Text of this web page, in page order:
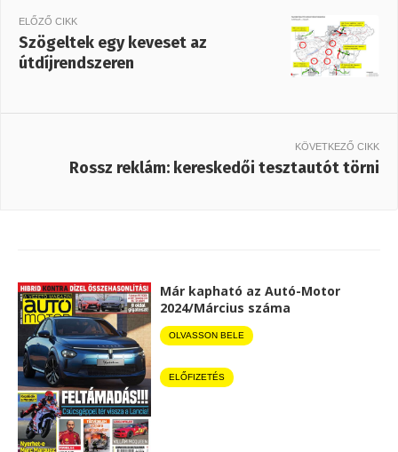
ELŐZŐ CIKK
Szögeltek egy keveset az
útdíjrendszeren
KÖVETKEZŐ CIKK
Rossz reklám: kereskedői tesztautót törni
Már kapható az Autó-Motor
2024/Március száma
OLVASSON BELE
ELŐFIZETÉS